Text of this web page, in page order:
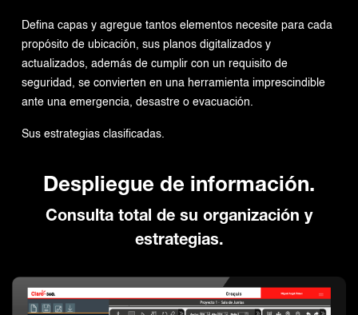
Defina capas y agregue tantos elementos necesite para cada
propósito de ubicación, sus planos digitalizados y
actualizados, además de cumplir con un requisito de
seguridad, se convierten en una herramienta imprescindible
ante una emergencia, desastre o evacuación.
Sus estrategias clasificadas.
Despliegue de información.
Consulta total de su organización y
estrategias.